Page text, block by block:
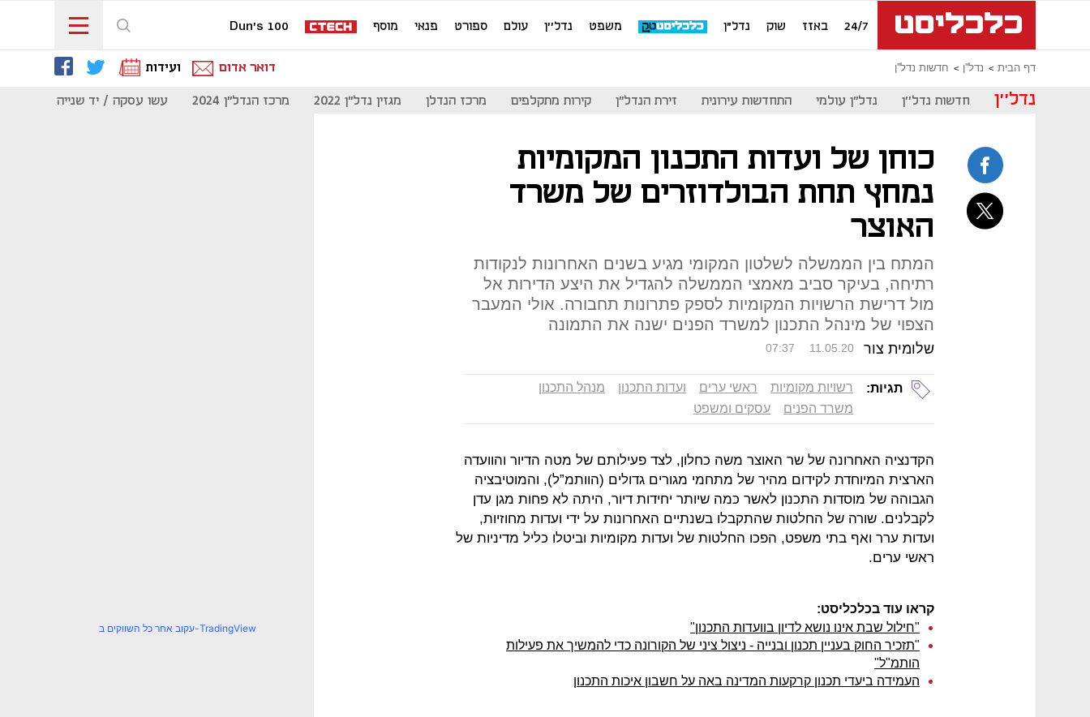
24/7 באזז שוק נדל"ן משפט נדל''ן עולם ספורט פנאי מוסף Dun's 100
דף הבית נדל''ן חדשות נדל''ן דואר אדום ועידות
נדל''ן חדשות נדל''ן נדל"ן עולמי התחדשות עירונית זירת הנדל"ן קירות מתקלפים מרכז הנדלן מגזין נדל"ן 2022 מרכז הנדל"ן 2024 עשו עסקה / יד שנייה
כוחן של ועדות התכנון המקומיות
נמחץ תחת הבולדוזרים של משרד
האוצר
המתח בין הממשלה לשלטון המקומי מגיע בשנים האחרונות לנקודות
רתיחה, בעיקר סביב מאמצי הממשלה להגדיל את היצע הדירות אל
מול דרישת הרשויות המקומיות לספק פתרונות תחבורה. אולי המעבר
הצפוי של מינהל התכנון למשרד הפנים ישנה את התמונה
שלומית צור 07:37 11.05.20
תגיות: רשויות מקומיות ראשי ערים ועדות התכנון
מנהל התכנון
משרד הפנים
עסקים ומשפט
הקדנציה האחרונה של שר האוצר משה כחלון, לצד פעילותם של מטה הדיור והוועדה
הארצית המיוחדת לקידום מהיר של מתחמי מגורים גדולים (הוותמ”ל), והמוטיבציה
הגבוהה של מוסדות התכנון לאשר כמה שיותר יחידות דיור, היתה לא פחות מגן עדן
לקבלנים. שורה של החלטות שהתקבלו בשנתיים האחרונות על ידי ועדות מחוזיות,
ועדות ערר ואף בתי משפט, הפכו החלטות של ועדות מקומיות וביטלו כליל מדיניות של
ראשי ערים.
קראו עוד בכלכליסט:
"חילול שבת אינו נושא לדיון בוועדות התכנון"
"תזכיר החוק בעניין תכנון ובנייה - ניצול ציני של הקורונה כדי להמשיך את פעילות
הותמ"ל"
העמידה ביעדי תכנון קרקעות המדינה באה על חשבון איכות התכנון
עקוב אחר כל השווקים ב-TradingView